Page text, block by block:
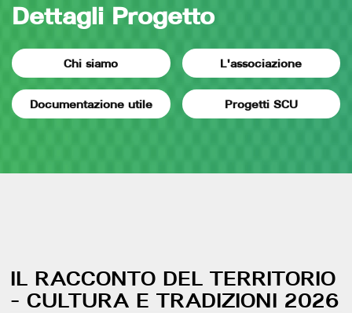
Dettagli Progetto
Chi siamo L'associazione
Documentazione utile Progetti SCU
IL RACCONTO DEL TERRITORIO
- CULTURA E TRADIZIONI 2026